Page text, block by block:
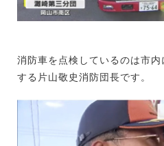
消防車を点検しているのは市
する片山敬史消防団長です。